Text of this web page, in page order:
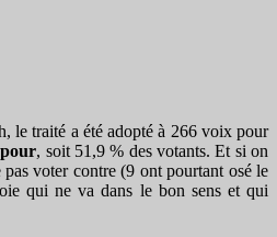
le traité a été adopté à 266 voix pour
, soit 51,9 % des votants. Et si on
voter contre (9 ont pourtant osé le
qui ne va dans le bon sens et qui